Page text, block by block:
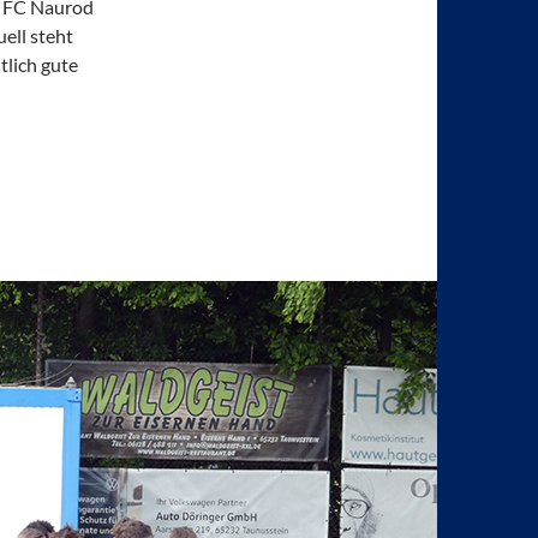
Naurod
steht
gute